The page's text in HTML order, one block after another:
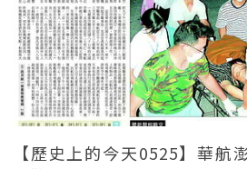
【歷史上的今天0525】華航